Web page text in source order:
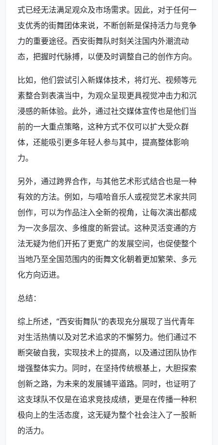
式已经无法满足观众及市场需求。因此，对于任何一
支优秀的街舞团体来说，不断创新是保持活力与竞争
力的重要途径。西安街舞队时刻关注国内外潮流动
态，把握时代脉搏，以便及时调整自己的创作方向。
比如，他们尝试引入新媒体技术，将灯光、视频等元
素整合到表演当中，为观众呈现更具视觉冲击力和沉
浸感的新体验。此外，通过社交媒体宣传也是他们当
前的一大重点策略，这种方式不仅可以扩大受众群
体，还能吸引更多年轻人参与其中，提高整体影响
力。
另外，通过跨界合作，与其他艺术形式结合也是一种
有效的方法。例如，与嘻哈音乐人或视觉艺术家共同
创作，可以为作品注入全新的视角，让每次演出都成
为一次多层次、多维度的新尝试。这种灵活变通的方
法无疑为他们开拓了更宽广的发展空间，也促使整个
当地乃至全国范围内的街舞文化朝着更加繁荣、多元
化方向迈进。
总结：
综上所述，“西安街舞队”的表现充分展现了当代青年
对生活热情以及对艺术追求的不懈努力。他们通过不
断突破自我，实现技术上的提高，以及通过团队协作
增强整体实力。同时，在坚持传统根基上，大胆探索
创新之路，为未来的发展铺平道路。同时，也证明了
这支球队不仅是在追求竞技成绩，更是在传播一种积
极向上的生活态度，这无疑为整个社会注入了一股新
的活力。